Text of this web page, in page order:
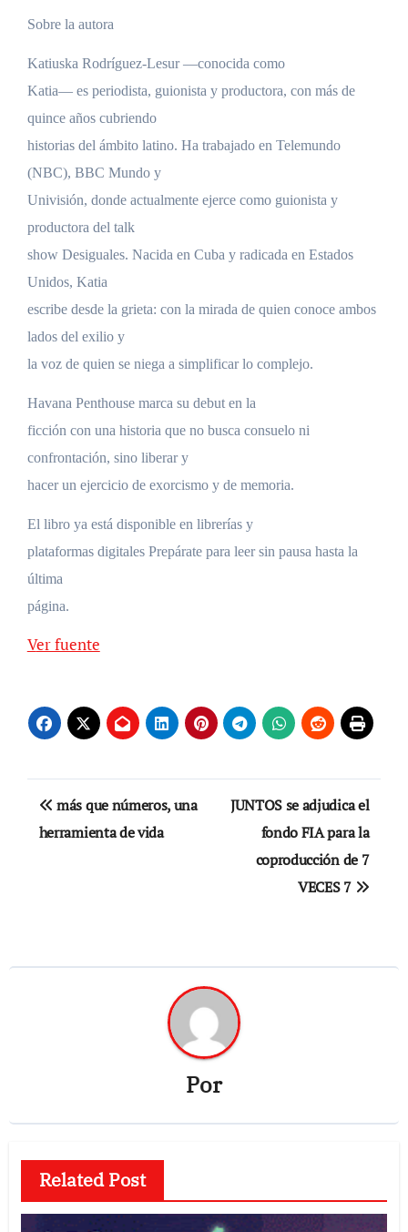
Sobre la autora
Katiuska Rodríguez-Lesur —conocida como
Katia— es periodista, guionista y productora, con más de
quince años cubriendo
historias del ámbito latino. Ha trabajado en Telemundo
(NBC), BBC Mundo y
Univisión, donde actualmente ejerce como guionista y
productora del talk
show Desiguales. Nacida en Cuba y radicada en Estados
Unidos, Katia
escribe desde la grieta: con la mirada de quien conoce ambos
lados del exilio y
la voz de quien se niega a simplificar lo complejo.
Havana Penthouse marca su debut en la
ficción con una historia que no busca consuelo ni
confrontación, sino liberar y
hacer un ejercicio de exorcismo y de memoria.
El libro ya está disponible en librerías y
plataformas digitales Prepárate para leer sin pausa hasta la
última
página.
Ver fuente
Navegación
de
más que números, una
herramienta de vida
JUNTOS se adjudica el
fondo FIA para la
coproducción de 7
VECES 7
Por
Related Post